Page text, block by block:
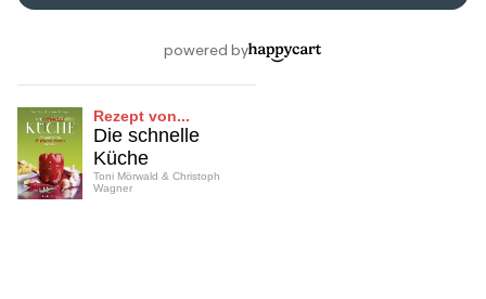
Rezept von...
Die schnelle
Küche
Toni Mörwald & Christoph
Wagner